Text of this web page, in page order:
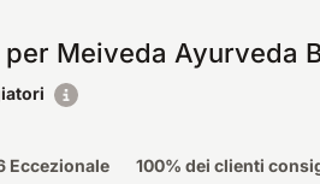
Meiveda Ayurveda
Eccezionale 100% dei clienti